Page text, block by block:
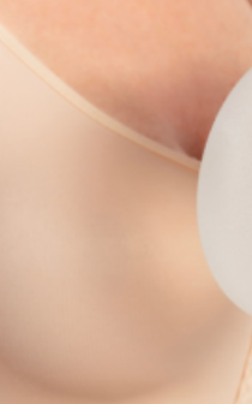
+ Lipo
gluteos
Mostrar submenú